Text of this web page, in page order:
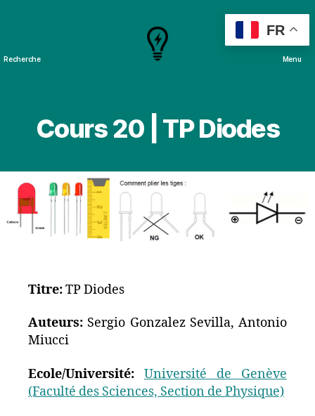
Recherche Menu
Cours 20 | TP Diodes
Titre:TP Diodes
Auteurs: Sergio Gonzalez Sevilla, Antonio
Miucci
Ecole/Université: Université de Genève
(Faculté des Sciences, Section de Physique)
FR